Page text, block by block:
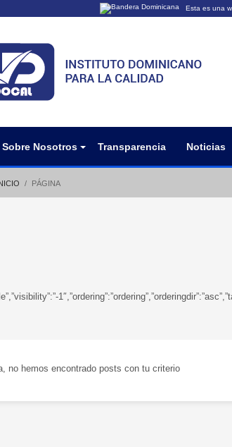
Esta es una
Los sitios web oficiales
Sobre Nosotros Transparencia Noticias
PÁGINA
no hemos encontrado posts con tu criterio